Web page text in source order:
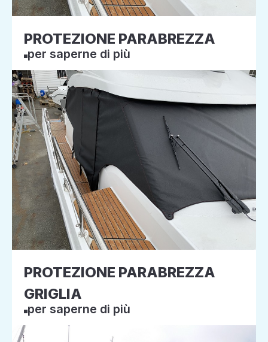
PROTEZIONE PARABREZZA
per saperne di più
PROTEZIONE PARABREZZA
GRIGLIA
per saperne di più